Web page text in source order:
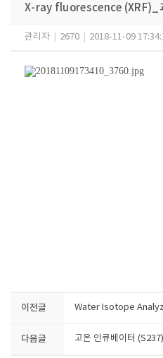
X-ray fluorescence (XRF)_
관리자 2670 2018-11-09
이전글 Water Isotope
다음글 고온 인큐베이터 (S237)